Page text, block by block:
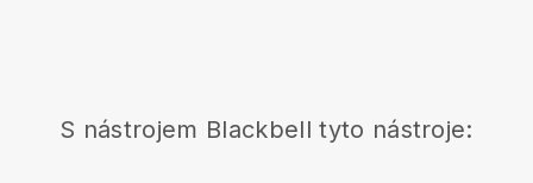
S nástrojem Blackbell tyto nástroje: